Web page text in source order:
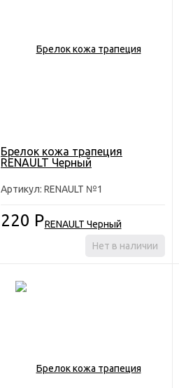
Брелок кожа трапеция
RENAULT Черный
Артикул: RENAULT №1
220 Р
Нет в наличии